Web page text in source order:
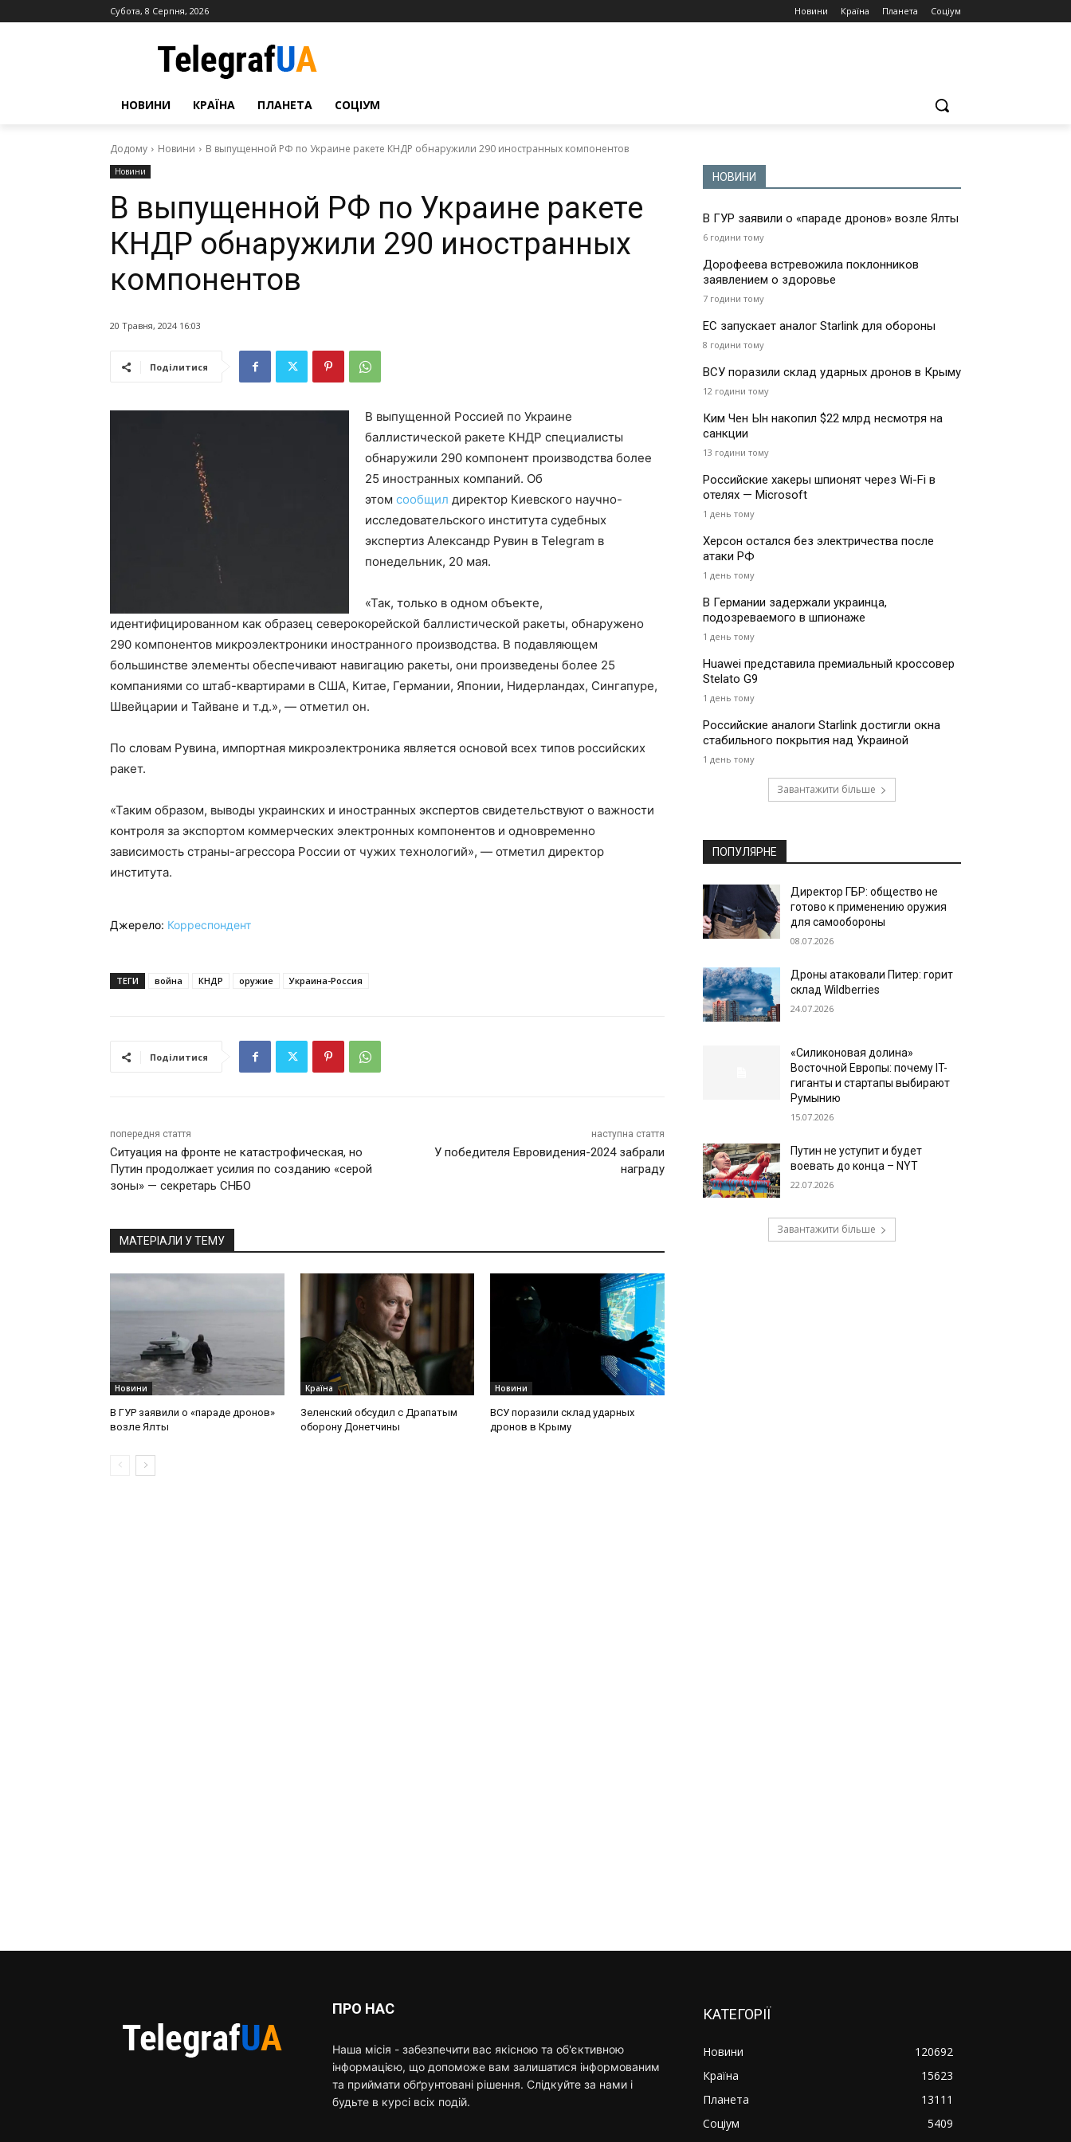
Субота, 8 Серпня, 2026 Новини Країна Планета Соціум
НОВИНИ КРАЇНА ПЛАНЕТА СОЦІУМ
Додому Новини В выпущенной РФ по Украине ракете КНДР обнаружили 290 иностранных компонентов
Новини
В выпущенной РФ по Украине ракете
КНДР обнаружили 290 иностранных
компонентов
20 Травня, 2024 16:03
Поділитися
В выпущенной Россией по Украине
баллистической ракете КНДР специалисты
обнаружили 290 компонент производства более
25 иностранных компаний. Об
этом сообщил директор Киевского научно-
исследовательского института судебных
экспертиз Александр Рувин в Telegram в
понедельник, 20 мая.
«Так, только в одном объекте,
идентифицированном как образец северокорейской баллистической ракеты, обнаружено
290 компонентов микроэлектроники иностранного производства. В подавляющем
большинстве элементы обеспечивают навигацию ракеты, они произведены более 25
компаниями со штаб-квартирами в США, Китае, Германии, Японии, Нидерландах, Сингапуре,
Швейцарии и Тайване и т.д.», — отметил он.
По словам Рувина, импортная микроэлектроника является основой всех типов российских
ракет.
«Таким образом, выводы украинских и иностранных экспертов свидетельствуют о важности
контроля за экспортом коммерческих электронных компонентов и одновременно
зависимость страны-агрессора России от чужих технологий», — отметил директор
института.
Джерело: Корреспондент
ТЕГИ война КНДР оружие Украина-Россия
Поділитися
попередня стаття
Ситуация на фронте не катастрофическая, но
Путин продолжает усилия по созданию «серой
зоны» — секретарь СНБО
наступна стаття
У победителя Евровидения-2024 забрали
награду
МАТЕРІАЛИ У ТЕМУ
Новини
В ГУР заявили о «параде дронов»
возле Ялты
Країна
Зеленский обсудил с Драпатым
оборону Донетчины
Новини
ВСУ поразили склад ударных
дронов в Крыму
НОВИНИ
В ГУР заявили о «параде дронов» возле Ялты
6 години тому
Дорофеева встревожила поклонников
заявлением о здоровье
7 години тому
ЕС запускает аналог Starlink для обороны
8 години тому
ВСУ поразили склад ударных дронов в Крыму
12 години тому
Ким Чен Ын накопил $22 млрд несмотря на
санкции
13 години тому
Российские хакеры шпионят через Wi-Fi в
отелях — Microsoft
1 день тому
Херсон остался без электричества после
атаки РФ
1 день тому
В Германии задержали украинца,
подозреваемого в шпионаже
1 день тому
Huawei представила премиальный кроссовер
Stelato G9
1 день тому
Российские аналоги Starlink достигли окна
стабильного покрытия над Украиной
1 день тому
Завантажити більше
ПОПУЛЯРНЕ
Директор ГБР: общество не
готово к применению оружия
для самообороны
08.07.2026
Дроны атаковали Питер: горит
склад Wildberries
24.07.2026
«Силиконовая долина»
Восточной Европы: почему IT-
гиганты и стартапы выбирают
Румынию
15.07.2026
Путин не уступит и будет
воевать до конца – NYT
22.07.2026
Завантажити більше
ПРО НАС
Наша місія - забезпечити вас якісною та об'єктивною
інформацією, що допоможе вам залишатися інформованим
та приймати обґрунтовані рішення. Слідкуйте за нами і
будьте в курсі всіх подій.
КАТЕГОРІЇ
Новини
120692
Країна
15623
Планета
13111
Соціум
5409